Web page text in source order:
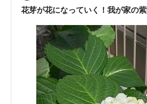
ました。『ブログ開設一年』を知らせて
花芽が花になっていく！我が家の